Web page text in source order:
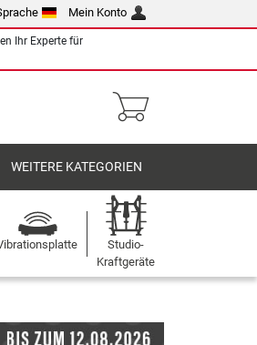
Mein Konto
Ihr Experte für
WEITERE KATEGORIEN
Studio-
Kraftgeräte